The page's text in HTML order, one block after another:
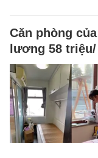
Căn phòng
lương 58